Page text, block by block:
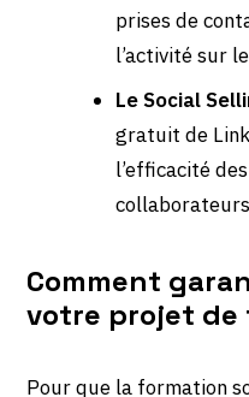
prises de
l’activité sur
Le Social
gratuit de
l’efficacité
Comment
votre projet de
Pour que la formation